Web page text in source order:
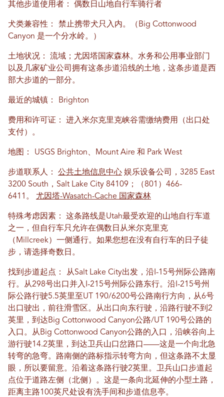
其他步道使用者： 偶数日山地自行车骑行者
犬类兼容性： 禁止携带犬只入内。（Big Cottonwood
Canyon 是一个分水岭。）
土地状况：
流域；尤因塔国家森林。水务和公用事业部门
以及几家矿业公司拥有这条步道沿线的土地，这条步道是西
部大步道的一部分。
最近的城镇： Brighton
费用和许可证：
进入米尔克里克峡谷需缴纳费用（出口处
支付）。
地图： USGS Brighton、Mount Aire 和 Park West
步道联系人： 公共土地信息中心 娱乐设备公司，3285 East
3200 South，Salt Lake City 84109；（801）466-
6411。 尤因塔-Wasatch-Cache 国家森林
特殊考虑因素：
这条路线是Utah最受欢迎的山地自行车道
之一，但自行车只允许在偶数日从米尔克里克
（Millcreek）一侧通行。如果您想在没有自行车的日子徒
步，请选择奇数日。
找到步道起点： 从Salt Lake City出发，沿I-15号州际公路南
行。从298号出口并入I-215号州际公路东行。沿I-215号州
际公路行驶5.5英里至UT 190/6200号公路南行方向，从6号
出口驶出，前往滑雪区。从出口向东行驶，沿路行驶不到2
英里，到达Big Cottonwood Canyon公路/UT 190号公路的
入口。从Big Cottonwood Canyon公路的入口，沿峡谷向上
游行驶14.2英里，到达卫兵山口岔路口——这是一个向北急
转弯的急弯。路南侧的路标指示转弯方向，但这条路不太显
眼，所以要留意。沿着这条路行驶2英里。卫兵山口步道起
点位于道路左侧（北侧）。这是一条向北延伸的小型土路，
距离主路100英尺处设有洗手间和步道信息亭。